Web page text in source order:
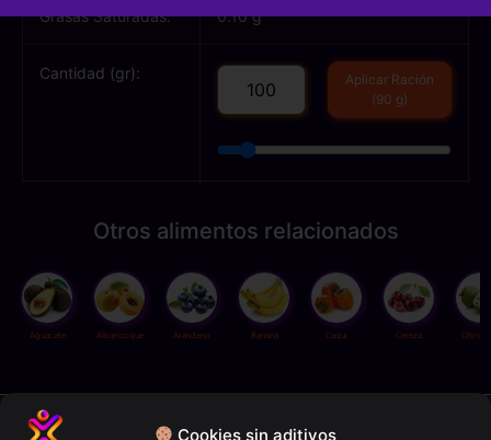
Cookies sin aditivos
Grasas Saturadas: 0.10 g
Cantidad (gr):
Aplicar Ración
(90 g)
Otros alimentos relacionados
Aguacate Albaricoque Arándano Banana Caqui Cereza